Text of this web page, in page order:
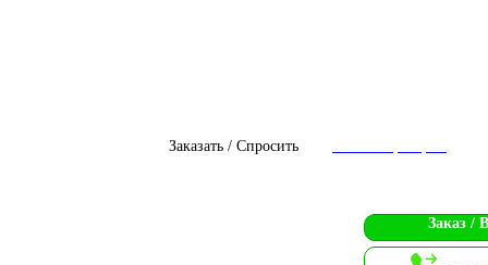
Заказать / Спросить
Заказ /